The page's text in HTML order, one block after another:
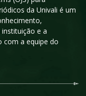
da Univali é um
e a
com a equipe do